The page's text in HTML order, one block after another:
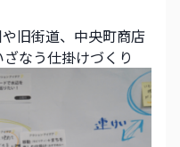
旧街道、中央町商店
なう仕掛けづくり